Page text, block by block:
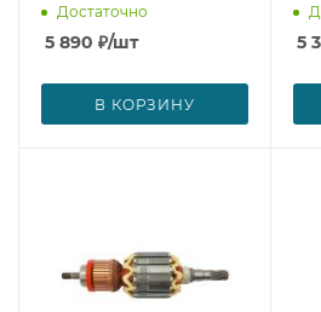
Достаточно
5 890 ₽/шт
В КОРЗИНУ
5